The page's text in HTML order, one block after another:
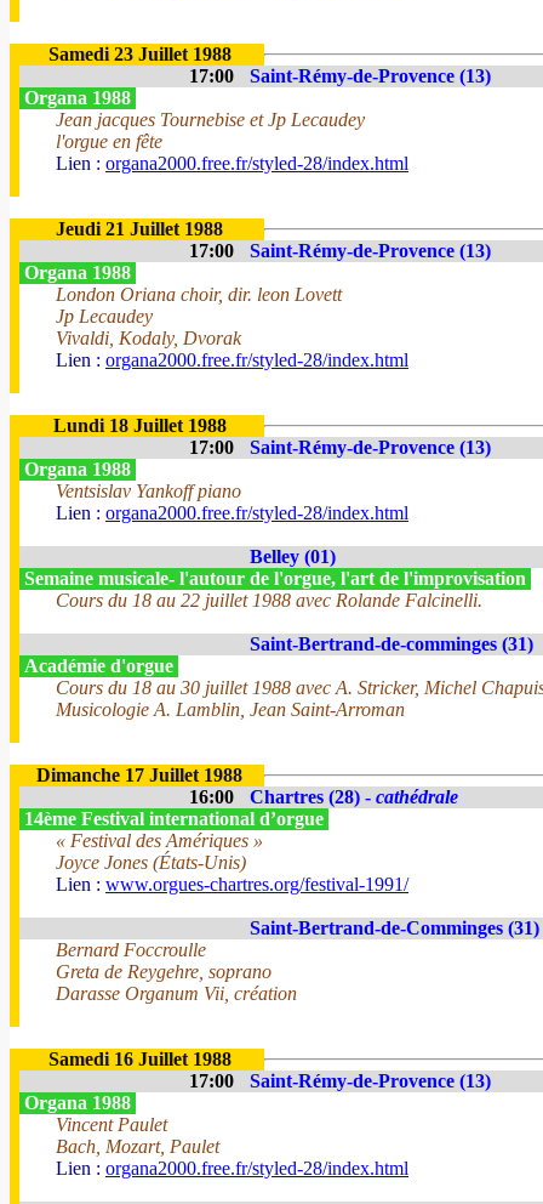
Samedi 23 Juillet 1988
17:00
Saint-Rémy-de-Provence (13)
Organa 1988
Jean jacques Tournebise et Jp Lecaudey
l'orgue en fête
Lien : organa2000.free.fr/styled-28/index.html
Jeudi 21 Juillet 1988
17:00
Saint-Rémy-de-Provence (13)
Organa 1988
London Oriana choir, dir. leon Lovett
Jp Lecaudey
Vivaldi, Kodaly, Dvorak
Lien : organa2000.free.fr/styled-28/index.html
Lundi 18 Juillet 1988
17:00
Saint-Rémy-de-Provence (13)
Organa 1988
Ventsislav Yankoff piano
Lien : organa2000.free.fr/styled-28/index.html
Belley (01)
Semaine musicale- l'autour de l'orgue, l'art de l'improvisation
Cours du 18 au 22 juillet 1988 avec Rolande Falcinelli.
Saint-Bertrand-de-comminges (31)
Académie d'orgue
Cours du 18 au 30 juillet 1988 avec A. Stricker, Michel
Musicologie A. Lamblin, Jean Saint-Arroman
Dimanche 17 Juillet 1988
16:00
Chartres (28) - cathédrale
14ème Festival international d’orgue
« Festival des Amériques »
Joyce Jones (États-Unis)
Lien : www.orgues-chartres.org/festival-1991/
Saint-Bertrand-de-Comminges (31)
Bernard Foccroulle
Greta de Reygehre, soprano
Darasse Organum Vii, création
Samedi 16 Juillet 1988
17:00
Saint-Rémy-de-Provence (13)
Organa 1988
Vincent Paulet
Bach, Mozart, Paulet
Lien : organa2000.free.fr/styled-28/index.html